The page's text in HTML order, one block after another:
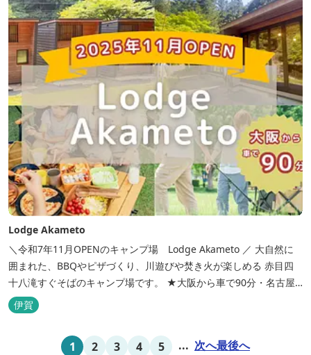
んでいただいておりま...
Lodge Akameto
＼令和7年11月OPENのキャンプ場 Lodge Akameto ／ 大自然に
囲まれた、BBQやピザづくり、川遊びや焚き火が楽しめる 赤目四
十八滝すぐそばのキャンプ場です。 ★大阪から車で90分・名古屋
から120分の好アクセス！ ★専用テラス付きバンガローでは、BBQ
をしながら子どもが川遊びをしているのが見れる！ ★Wi-Fiがつな
伊賀
1 2 3 4 5 ... 次へ最後へ